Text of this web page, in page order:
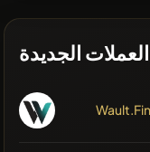
الجديدة